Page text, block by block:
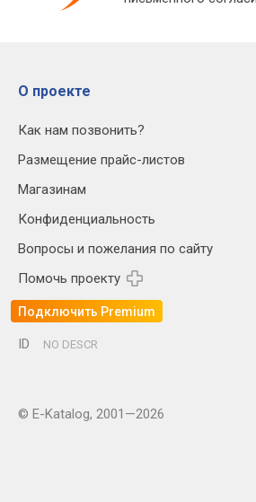
О проекте
Как нам позвонить?
Размещение прайс-листов
Магазинам
Конфиденциальность
Вопросы и пожелания по сайту
Помочь проекту
Подключить Premium
ID NO DESCR
© E-Katalog, 2001—2026